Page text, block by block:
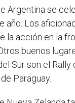
Argentina se
año. Los
la acción en la
buenos
Sur son el Rally
Paraguay.